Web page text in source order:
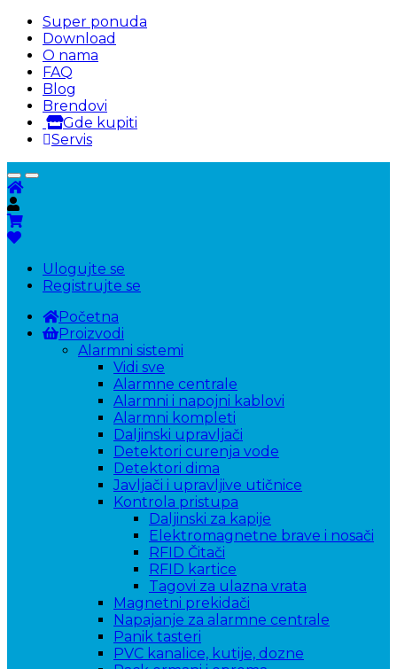
Super ponuda
Download
O nama
FAQ
Blog
Brendovi
Gde kupiti
Servis
Ulogujte se
Registrujte se
Početna
Proizvodi
Alarmni sistemi
Vidi sve
Alarmne centrale
Alarmni i napojni kablovi
Alarmni kompleti
Daljinski upravljači
Detektori curenja vode
Detektori dima
Javljači i upravljive utičnice
Kontrola pristupa
Daljinski za kapije
Elektromagnetne brave i nosači
RFID Čitači
RFID kartice
Tagovi za ulazna vrata
Magnetni prekidači
Napajanje za alarmne centrale
Panik tasteri
PVC kanalice, kutije, dozne